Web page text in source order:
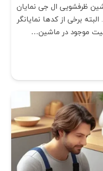
ظرفشویی ال جی نمایان
برخی از کدها نمایانگر
موجود در ماشین…